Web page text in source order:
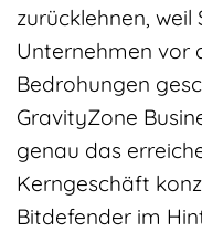
zurücklehnen, weil
Unternehmen vor
Bedrohungen
GravityZone
genau das
Kerngeschäft
Bitdefender im